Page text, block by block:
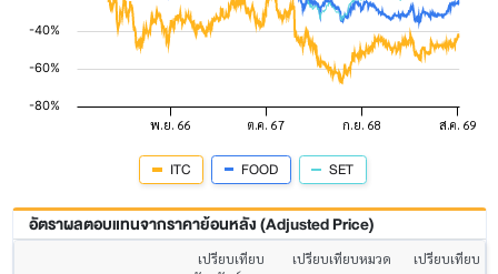
ITC FOOD SET
อัตราผลตอบแทนจากราคาย้อนหลัง (Adjusted Price)
เปรียบเทียบ
เปรียบเทียบหมวด
เปรียบเทียบ